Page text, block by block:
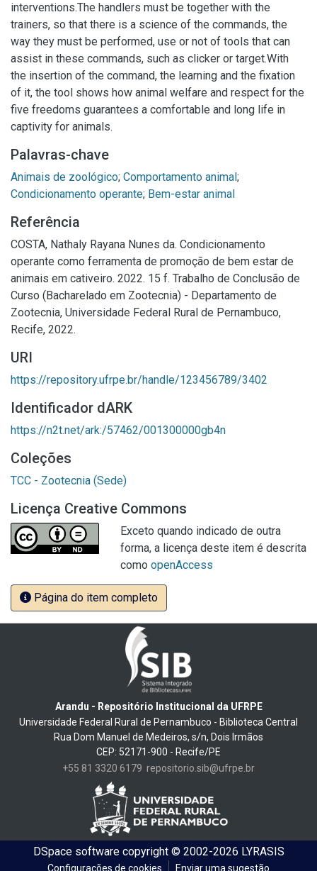
interventions.The handlers must be together with the
trainers, so that there is a science of the commands, the
way they must be performed, use or not of tools that can
assist in these commands, such as clicker or target.With
the insertion of the command, the learning and the fixation
of it, the tool shows how animal welfare and respect for the
five freedoms guarantees a comfortable and long life in
captivity for animals.
Palavras-chave
Animais de zoológico; Comportamento animal;
Condicionamento operante; Bem-estar animal
Referência
COSTA, Nathaly Rayana Nunes da. Condicionamento
operante como ferramenta de promoção de bem estar de
animais em cativeiro. 2022. 15 f. Trabalho de Conclusão de
Curso (Bacharelado em Zootecnia) - Departamento de
Zootecnia, Universidade Federal Rural de Pernambuco,
Recife, 2022.
URI
https://repository.ufrpe.br/handle/123456789/3402
Identificador dARK
https://n2t.net/ark:/57462/001300000gb4n
Coleções
TCC - Zootecnia (Sede)
Licença Creative Commons
Exceto quando indicado de outra
forma, a licença deste item é descrita
como openAccess
Página do item completo
Arandu - Repositório Institucional da UFRPE
Universidade Federal Rural de Pernambuco - Biblioteca Central
Rua Dom Manuel de Medeiros, s/n, Dois Irmãos
CEP: 52171-900 - Recife/PE
+55 81 3320 6179 repositorio.sib@ufrpe.br
DSpace softwarecopyright © 2002-2026 LYRASIS
Configurações de cookies Enviar uma sugestão